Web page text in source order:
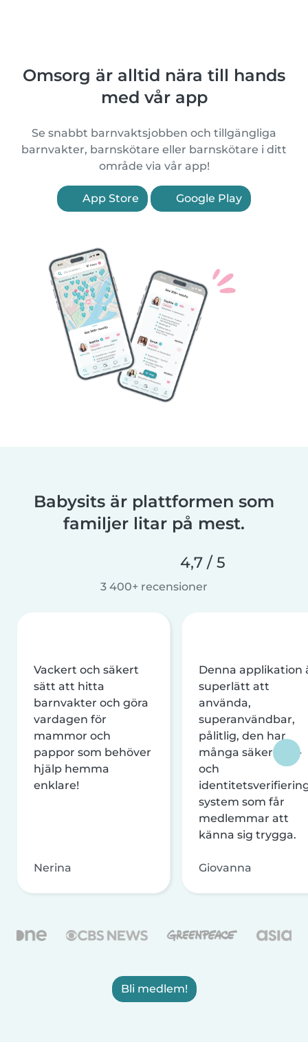
Omsorg är alltid nära till hands
med vår app
Se snabbt barnvaktsjobben och tillgängliga
barnvakter, barnskötare eller barnskötare i ditt
område via vår app!
App Store Google Play
Babysits är plattformen som
familjer litar på mest.
4,7 / 5
3 400+ recensioner
Vackert och säkert
sätt att hitta
barnvakter och göra
vardagen för
mammor och
pappor som behöver
hjälp hemma
enklare!
Nerina
Denna applikation
superlätt att
använda,
superanvändbar,
pålitlig, den har
många säkerhets-
och
system som får
medlemmar att
känna sig trygga.
Giovanna
Bli medlem!